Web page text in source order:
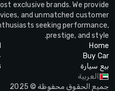
exclusive brands. We provide
and unmatched customer
seeking performance,
prestige, and style.
Home
Buy Car
بيع سيارة
العربية
جميع الحقوق محفوظة © 2025